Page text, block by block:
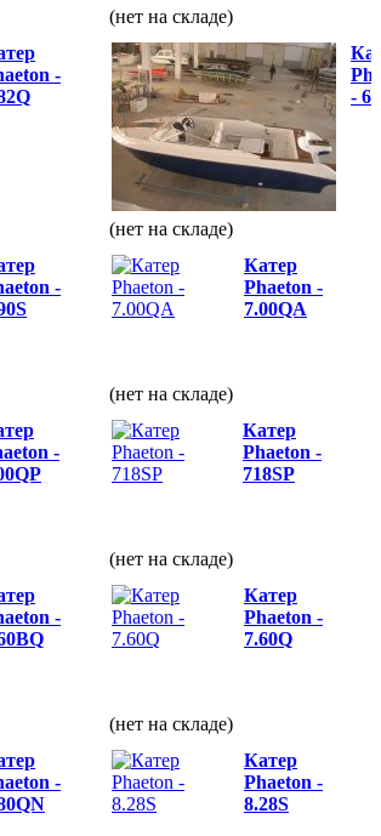
(нет на складе)
-
-
(нет на складе)
-
Катер
Phaeton -
7.00QА
(нет на складе)
-
Катер
Phaeton -
718SP
(нет на складе)
-
Катер
Phaeton -
7.60Q
(нет на складе)
-
Катер
Phaeton -
8.28S